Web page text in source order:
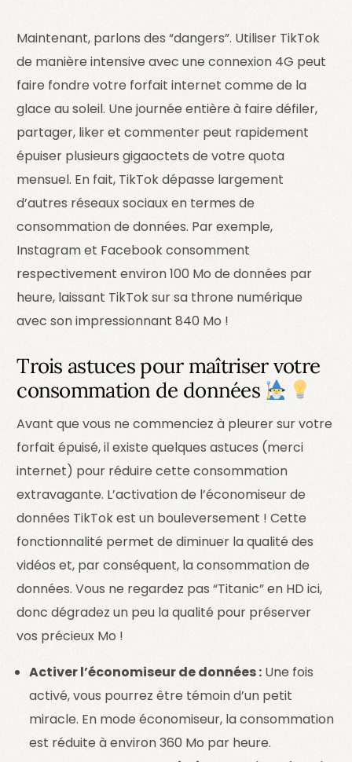
Maintenant, parlons des “dangers”. Utiliser TikTok
de manière intensive avec une connexion 4G peut
faire fondre votre forfait internet comme de la
glace au soleil. Une journée entière à faire défiler,
partager, liker et commenter peut rapidement
épuiser plusieurs gigaoctets de votre quota
mensuel. En fait, TikTok dépasse largement
d’autres réseaux sociaux en termes de
consommation de données. Par exemple,
Instagram et Facebook consomment
respectivement environ 100 Mo de données par
heure, laissant TikTok sur sa throne numérique
avec son impressionnant 840 Mo !
Trois astuces pour maîtriser votre
consommation de données
Avant que vous ne commenciez à pleurer sur votre
forfait épuisé, il existe quelques astuces (merci
internet) pour réduire cette consommation
extravagante. L’activation de l’économiseur de
données TikTok est un bouleversement ! Cette
fonctionnalité permet de diminuer la qualité des
vidéos et, par conséquent, la consommation de
données. Vous ne regardez pas “Titanic” en HD ici,
donc dégradez un peu la qualité pour préserver
vos précieux Mo !
Activer l’économiseur de données : Une fois
activé, vous pourrez être témoin d’un petit
miracle. En mode économiseur, la consommation
est réduite à environ 360 Mo par heure.